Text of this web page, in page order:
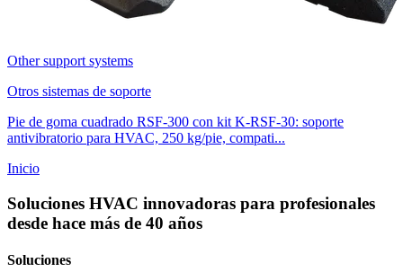
Other support systems
Otros sistemas de soporte
Pie de goma cuadrado RSF-300 con kit K-RSF-30: soporte
antivibratorio para HVAC, 250 kg/pie, compati...
Inicio
Soluciones HVAC innovadoras para profesionales
desde hace más de 40 años
Soluciones